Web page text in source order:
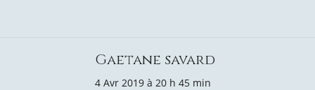
Gaetane savard
4 Avr 2019 à 20 h 45 min